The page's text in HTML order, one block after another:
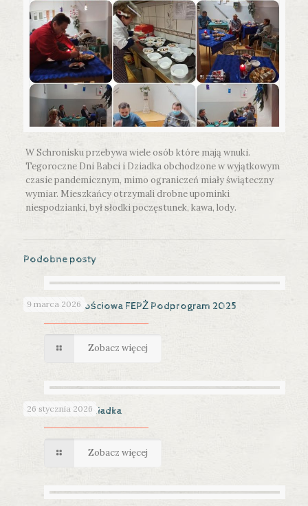
W Schronisku przebywa wiele osób które mają wnuki.
Tegoroczne Dni Babci i Dziadka obchodzone w wyjątkowym
czasie pandemicznym, mimo ograniczeń miały świąteczny
wymiar. Mieszkańcy otrzymali drobne upominki
niespodzianki, był słodki poczęstunek, kawa, lody.
Podobne posty
9 marca 2026
Pomoc żywnościowa FEPŻ Podprogram 2025
Zobacz więcej
26 stycznia 2026
Dzień Babci i Dziadka
Zobacz więcej